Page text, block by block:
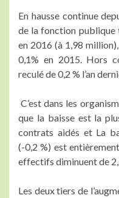
En hausse continue
de la fonction publique
en 2016 (à 1,98
0,1% en 2015. Hors
reculé de 0,2 % l’an
C’est dans les
que la baisse est la
contrats aidés et La
(-0,2 %) est
effectifs diminuent de
Les deux tiers de